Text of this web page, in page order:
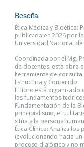
Reseña
Ética Médica y Bioética:
publicada en 2026 por la
Universidad Nacional de
Coordinada por el Mg.
de docentes, esta obra
herramienta de
Estructura y Contenido
El libro está organizado
los fundamentos
Fundamentación de la
principialismo, el
sitúa a la persona
Ética Clínica: Analiza
(evolucionando hacia
proceso dialógico y no